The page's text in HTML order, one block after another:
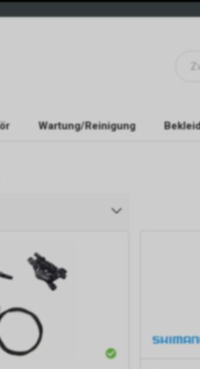
Wartung/Reinigung